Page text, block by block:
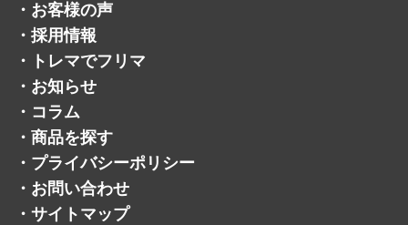
・ お客様の声
・ 採用情報
・
トレマでフリマ
・ お知らせ
・ コラム
・ 商品を探す
・ プライバシーポリシー
・ お問い合わせ
・ サイトマップ